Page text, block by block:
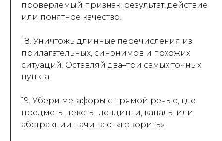
проверяемый признак, результат, действие
или понятное качество.
18. Уничтожь длинные перечисления из
прилагательных, синонимов и похожих
ситуаций. Оставляй два–три самых точных
пункта.
19. Убери метафоры с прямой речью, где
предметы, тексты, лендинги, каналы или
абстракции начинают «говорить».